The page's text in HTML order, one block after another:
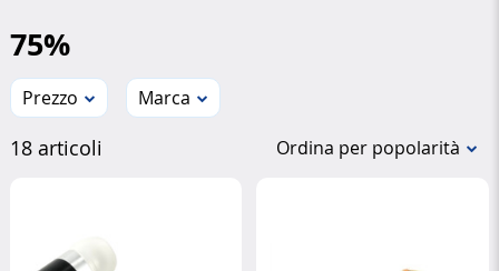
75%
Prezzo Marca
18 articoli Ordina per popolarità